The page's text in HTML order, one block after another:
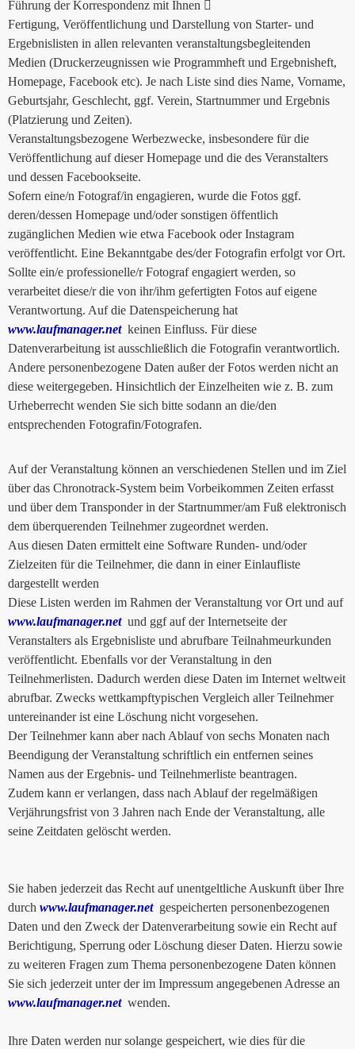
Führung der Korrespondenz mit Ihnen 
Fertigung, Veröffentlichung und Darstellung von Starter- und
Ergebnislisten in allen relevanten veranstaltungsbegleitenden
Medien (Druckerzeugnissen wie Programmheft und Ergebnisheft,
Homepage, Facebook etc). Je nach Liste sind dies Name, Vorname,
Geburtsjahr, Geschlecht, ggf. Verein, Startnummer und Ergebnis
(Platzierung und Zeiten).
Veranstaltungsbezogene Werbezwecke, insbesondere für die
Veröffentlichung auf dieser Homepage und die des Veranstalters
und dessen Facebookseite.
Sofern eine/n Fotograf/in engagieren, wurde die Fotos ggf.
deren/dessen Homepage und/oder sonstigen öffentlich
zugänglichen Medien wie etwa Facebook oder Instagram
veröffentlicht. Eine Bekanntgabe des/der Fotografin erfolgt vor Ort.
Sollte ein/e professionelle/r Fotograf engagiert werden, so
verarbeitet diese/r die von ihr/ihm gefertigten Fotos auf eigene
Verantwortung. Auf die Datenspeicherung hat
www.laufmanager.netkeinen Einfluss. Für diese
Datenverarbeitung ist ausschließlich die Fotografin verantwortlich.
Andere personenbezogene Daten außer der Fotos werden nicht an
diese weitergegeben. Hinsichtlich der Einzelheiten wie z. B. zum
Urheberrecht wenden Sie sich bitte sodann an die/den
entsprechenden Fotografin/Fotografen.
Auf der Veranstaltung können an verschiedenen Stellen und im Ziel
über das Chronotrack-System beim Vorbeikommen Zeiten erfasst
und über dem Transponder in der Startnummer/am Fuß elektronisch
dem überquerenden Teilnehmer zugeordnet werden.
Aus diesen Daten ermittelt eine Software Runden- und/oder
Zielzeiten für die Teilnehmer, die dann in einer Einlaufliste
dargestellt werden
Diese Listen werden im Rahmen der Veranstaltung vor Ort und auf
www.laufmanager.netund ggf auf der Internetseite der
Veranstalters als Ergebnisliste und abrufbare Teilnahmeurkunden
veröffentlicht. Ebenfalls vor der Veranstaltung in den
Teilnehmerlisten. Dadurch werden diese Daten im Internet weltweit
abrufbar. Zwecks wettkampftypischen Vergleich aller Teilnehmer
untereinander ist eine Löschung nicht vorgesehen.
Der Teilnehmer kann aber nach Ablauf von sechs Monaten nach
Beendigung der Veranstaltung schriftlich ein entfernen seines
Namen aus der Ergebnis- und Teilnehmerliste beantragen.
Zudem kann er verlangen, dass nach Ablauf der regelmäßigen
Verjährungsfrist von 3 Jahren nach Ende der Veranstaltung, alle
seine Zeitdaten gelöscht werden.
Sie haben jederzeit das Recht auf unentgeltliche Auskunft über Ihre
durch www.laufmanager.netgespeicherten personenbezogenen
Daten und den Zweck der Datenverarbeitung sowie ein Recht auf
Berichtigung, Sperrung oder Löschung dieser Daten. Hierzu sowie
zu weiteren Fragen zum Thema personenbezogene Daten können
Sie sich jederzeit unter der im Impressum angegebenen Adresse an
www.laufmanager.netwenden.
Ihre Daten werden nur solange gespeichert, wie dies für die